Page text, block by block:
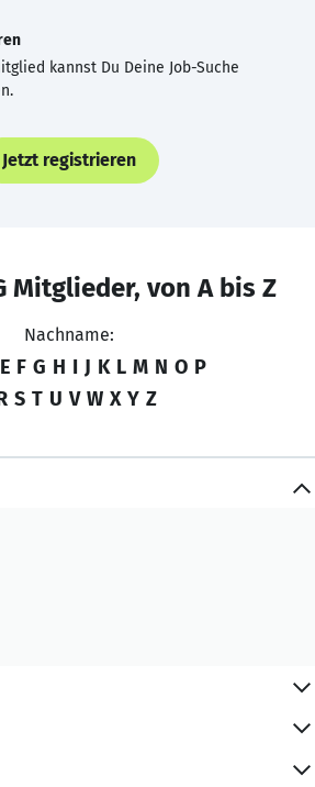
kannst Du Deine Job-Suche
Jetzt registrieren
Mitglieder, von A bis Z
Nachname:
E F G H I J K L M N O P
S T U V W X Y Z